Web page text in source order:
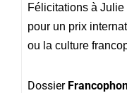
Félicitations à
pour un prix
ou la culture
Dossier